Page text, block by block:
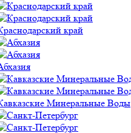
край
Минеральные Воды